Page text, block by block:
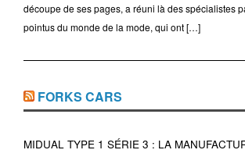
découpe de ses pages, a réuni là des spécialistes
pointus du monde de la mode, qui ont […]
FORKS CARS
MIDUAL TYPE 1 SÉRIE 3 : LA